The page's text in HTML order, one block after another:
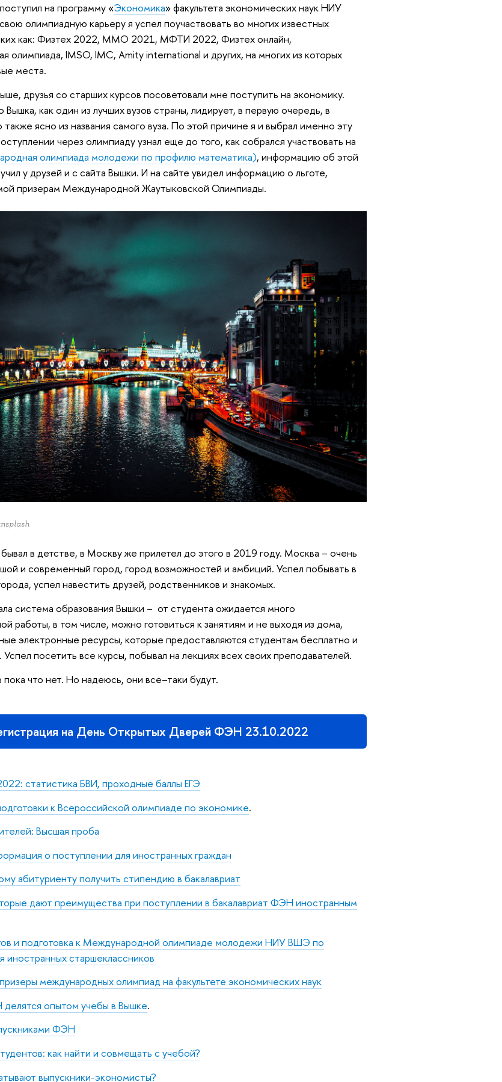
на программу «Экономика» факультета экономических наук НИУ
олимпиадную карьеру я успел поучаствовать во многих известных
как: Физтех 2022, ММО 2021, МФТИ 2022, Физтех онлайн,
олимпиада, IMSO, IMC, Amity international и других, на многих из которых
места.
друзья со старших курсов посоветовали мне поступить на экономику.
как один из лучших вузов страны, лидирует, в первую очередь, в
ясно из названия самого вуза. По этой причине я и выбрал именно эту
через олимпиаду узнал еще до того, как собрался участвовать на
олимпиада молодежи по профилю математика), информацию об этой
у друзей и с сайта Вышки. И на сайте увидел информацию о льготе,
призерам Международной Жаутыковской Олимпиады.
в детстве, в Москву же прилетел до этого в 2019 году. Москва – очень
и современный город, город возможностей и амбиций. Успел побывать в
успел навестить друзей, родственников и знакомых.
система образования Вышки – от студента ожидается много
работы, в том числе, можно готовиться к занятиям и не выходя из дома,
электронные ресурсы, которые предоставляются студентам бесплатно и
посетить все курсы, побывал на лекциях всех своих преподавателей.
что нет. Но надеюсь, они все–таки будут.
на День Открытых Дверей ФЭН 23.10.2022
статистика БВИ, проходные баллы ЕГЭ
к Всероссийской олимпиаде по экономике.
Высшая проба
о поступлении для иностранных граждан
абитуриенту получить стипендию в бакалавриат
дают преимущества при поступлении в бакалавриат ФЭН иностранным
и подготовка к Международной олимпиаде молодежи НИУ ВШЭ по
иностранных старшеклассников
международных олимпиад на факультете экономических наук
опытом учебы в Вышке.
ФЭН
как найти и совмещать с учебой?
выпускники-экономисты?